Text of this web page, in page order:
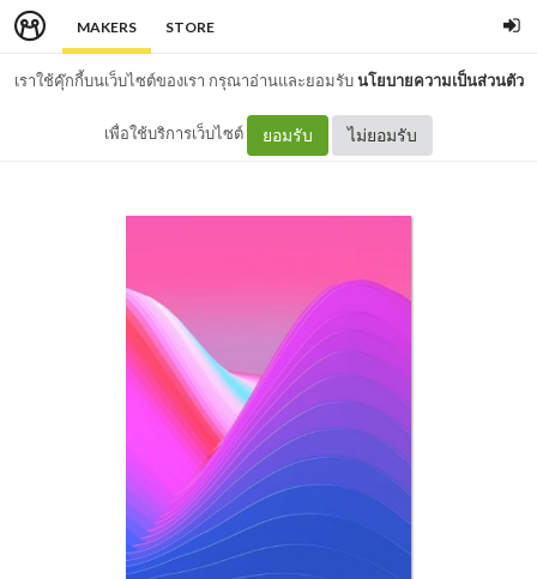
MAKERS STORE
เราใช้คุ๊กกี้บนเว็บไซต์ของเรา กรุณาอ่านและยอมรับนโยบายความเป็นส่วนตัว
เพื่อใช้บริการเว็บไซต์ ยอมรับ ไม่ยอมรับ